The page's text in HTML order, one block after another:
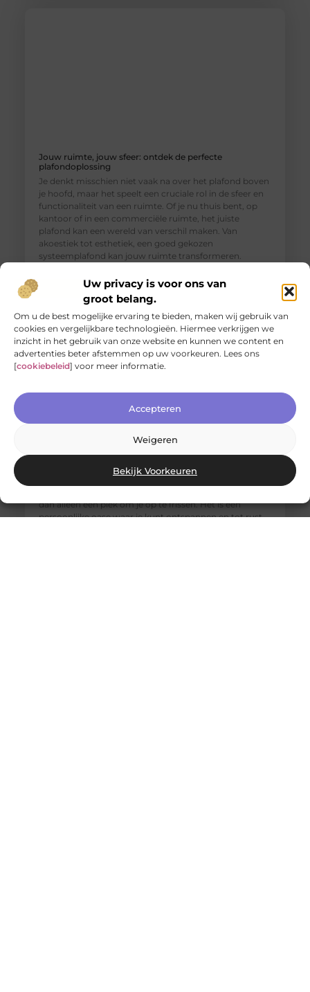
Uw privacy is voor ons van
groot belang.
Om u de best mogelijke ervaring te bieden, maken wij gebruik van
cookies en vergelijkbare technologieën. Hiermee verkrijgen we
inzicht in het gebruik van onze website en kunnen we content en
advertenties beter afstemmen op uw voorkeuren. Lees ons
[cookiebeleid] voor meer informatie.
Accepteren
Weigeren
Bekijk Voorkeuren
Jouw ruimte, jouw sfeer: ontdek de perfecte
plafondoplossing
Je denkt misschien niet vaak na over het plafond boven
je hoofd, maar het speelt een cruciale rol in de sfeer en
functionaliteit van een ruimte. Of je nu thuis bent, op
kantoor of in een commerciële ruimte, het juiste
plafond kan een wereld van verschil maken. Van
akoestiek tot esthetiek, een goed gekozen
systeemplafond kan jouw ruimte transformeren.
Jouw nieuwe badkamerervaring: ontdek de Velunova
Ben je klaar om je badkamer om te toveren tot een
dan alleen een plek om je op te frissen. Het is een
persoonlijke oase waar je kunt ontspannen en tot rust